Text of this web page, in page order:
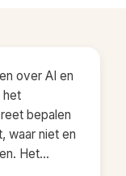
over AI en
het
bepalen
waar niet en
Het